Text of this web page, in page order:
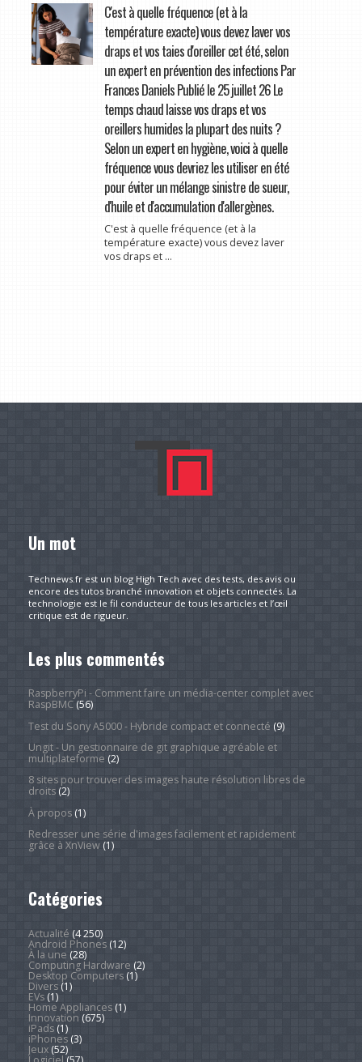
C'est à quelle fréquence (et à la
température exacte) vous devez laver vos
draps et vos taies d'oreiller cet été, selon
un expert en prévention des infections Par
Frances Daniels Publié le 25 juillet 26 Le
temps chaud laisse vos draps et vos
oreillers humides la plupart des nuits ?
Selon un expert en hygiène, voici à quelle
fréquence vous devriez les utiliser en été
pour éviter un mélange sinistre de sueur,
d'huile et d'accumulation d'allergènes.
C'est à quelle fréquence (et à la
température exacte) vous devez laver
vos draps et ...
Un mot
Technews.fr est un blog High Tech avec des tests, des avis ou
encore des tutos branché innovation et objets connectés. La
technologie est le fil conducteur de tous les articles et l’œil
critique est de rigueur.
Les plus commentés
RaspberryPi - Comment faire un média-center complet avec
RaspBMC(56)
Test du Sony A5000 - Hybride compact et connecté (9)
Ungit - Un gestionnaire de git graphique agréable et
multiplateforme (2)
8 sites pour trouver des images haute résolution libres de
droits(2)
À propos(1)
Redresser une série d'images facilement et rapidement
grâce à XnView(1)
Catégories
Actualité (4 250)
Android Phones(12)
À la une (28)
Computing Hardware (2)
Desktop Computers(1)
Divers(1)
EVs(1)
Home Appliances(1)
Innovation (675)
iPads(1)
iPhones(3)
Jeux(52)